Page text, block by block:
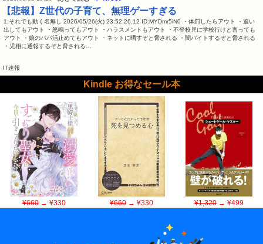
【悲報】Z世代の子育て、無理ゲーすぎる
1:それでも動く名無し 2026/05/26(火) 23:52:26.12 ID:MYDmr5iN0 ・体罰したらアウト ・追い
出してもアウト ・怒鳴ってもアウト ・ハラスメントもアウト ・不登校児に学校行けと言っても
アウト ・娘のパパ活止めてもアウト ・ネットに晒すぞと脅される ・闇バイトするぞと脅される
・児相に通報するぞと脅される…
IT速報
Kindle お得なセール本
¥660→ ¥330 ¥660→ ¥330 ¥1,320→ ¥499